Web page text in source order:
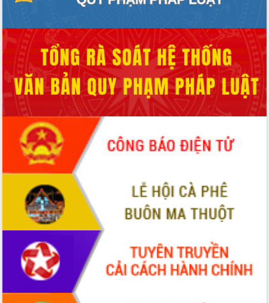
Quyết liệt cải cách hành chính, khơi
Nâng cao hiệu lực, hiệu quả HĐND
tỉnh thông qua hiện đại hóa hành chính
Xã Ea Phê gắn cải cách hành chính với
chuyển đổi số
Phó Chủ tịch Thường trực UBND tỉnh
Hồ Thị Nguyên Thảo làm việc tại Trung
tâm Phục vụ hành chính công xã Ea
Xây dựng nền hành chính số đồng
hành cùng nông dân dân, doanh nghiệp
Giai đoạn 2026-2030, Đắk Lắk phấn
đấu có 77% xã đạt chuẩn nông thôn
Chuyển đổi số 'mở đường' cho nông
nghiệp Đắk Lắk tăng trưởng bứt phá
Triển khai đồng bộ đo đạc, lập hồ sơ
địa chính, hoàn thiện cơ sở dữ liệu đất
đai
Ứng dụng sinh trắc học - Bước tiến
trong hành trình chuyển đổi số tại Đắk
Lắk